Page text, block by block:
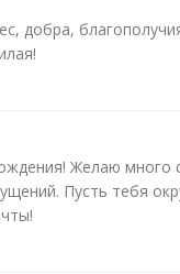
добра,
Желаю много
Пусть тебя